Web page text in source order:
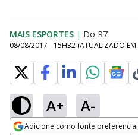
MAIS ESPORTES | Do R7
08/08/2017 - 15H32 (ATUALIZADO EM
A+ A-
Adicione como fonte